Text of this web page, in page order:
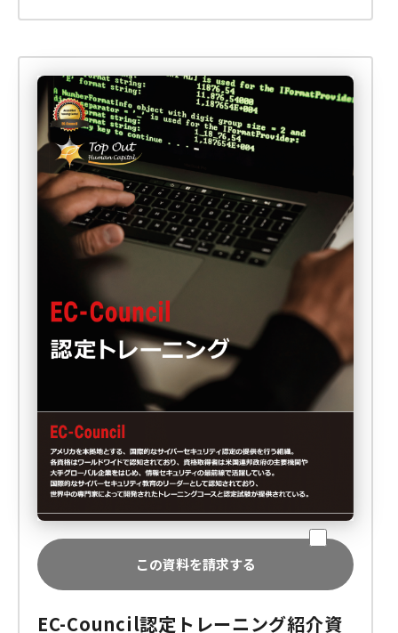
この資料を請求する
EC-Council認定トレーニング紹介資